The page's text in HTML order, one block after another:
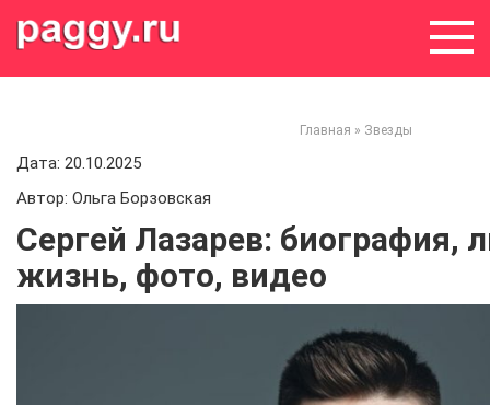
Главная » Звезды
Дата: 20.10.2025
Автор: Ольга Борзовская
Сергей Лазарев: биография,
жизнь, фото, видео